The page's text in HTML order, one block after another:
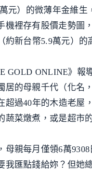
元）的微薄年金維
機裡存有股價走勢圖
約新台幣5.9萬元）的
GOLD ONLINE》報
居的母親千代（化名
超過40年的木造老屋
蔬菜燉煮，或是超市
母親每月僅領6萬
我匯點錢給妳？但她